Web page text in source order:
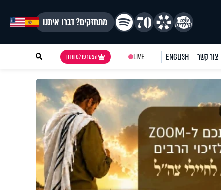
מתחזקים? דברו איתנו
צור קשר ENGLISH
LIVE הצטרפו למועדון